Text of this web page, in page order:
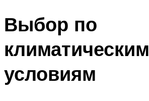
Выбор по
климатическим
условиям